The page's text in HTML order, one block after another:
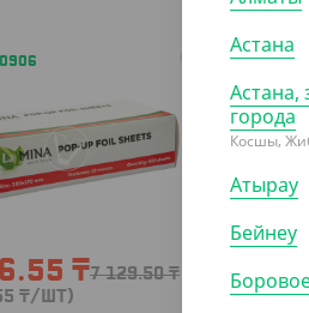
₸7 129.50₸
₸/ШТ)
АРТ.
-10%
2
(2 952
Астана
Астана,
города
Косшы,
Атырау
Бейнеу